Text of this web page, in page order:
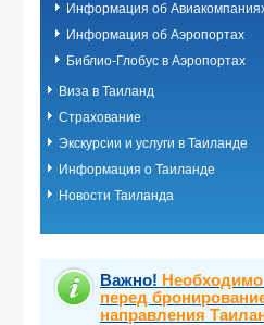
Информация об
Информация об Аэропортах
Библио-Глобус в Аэропортах
Виза в Таиланд
Страхование
Экскурсии и услуги в Таиланде
Информация о Таиланде
Новости Таиланда
Важно! Необходимо
перед
направления